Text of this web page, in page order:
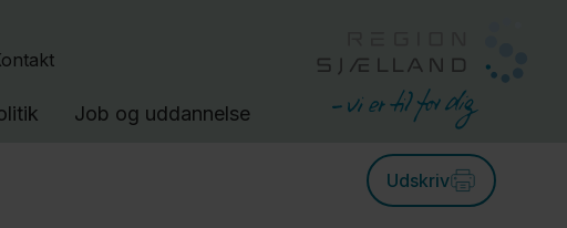
Job og uddannelse
Udskriv